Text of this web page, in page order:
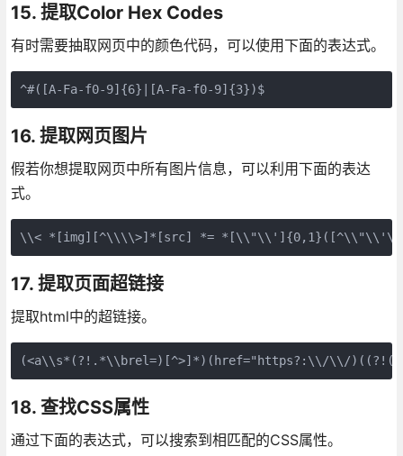
15. 提取Color Hex Codes
有时需要抽取网页中的颜色代码，可以使用下面的表达式。
^#([A-Fa-f0-9]{6}|[A-Fa-f0-9]{3})$
16. 提取网页图片
假若你想提取网页中所有图片信息，可以利用下面的表达
式。
\\< *[img][^\\\\>]*[src] *= *[\\"\\']{0,1}([^\\"\\'\\
17. 提取页面超链接
提取html中的超链接。
(<a\\s*(?!.*\\brel=)[^>]*)(href="https?:\\/\\/
18. 查找CSS属性
通过下面的表达式，可以搜索到相匹配的CSS属性。